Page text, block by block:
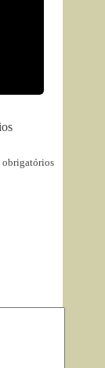
obrigatórios